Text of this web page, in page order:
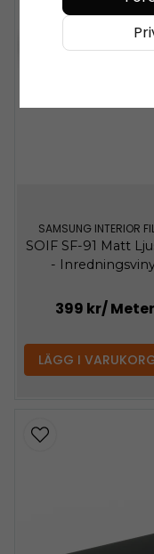
SAMSUNG INTERIOR
SOIF SF-91 Matt
-
399 kr/ Meter
LÄGG I